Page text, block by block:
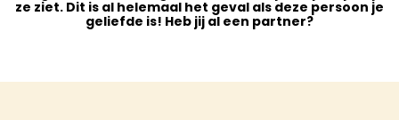
ze ziet. Dit is al helemaal het geval als deze persoon je
geliefde is! Heb jij al een partner?